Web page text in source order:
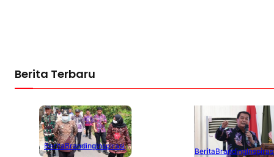
Berita Terbaru
BeritaBrandingInspirasi
BeritaBranding